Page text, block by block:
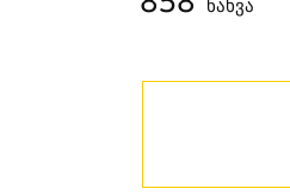
ნახვა